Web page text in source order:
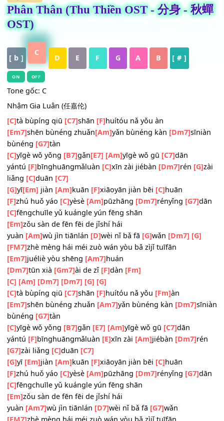
HỢP ÂM
Phân Thân (Thu Thiền OST - 分身 -
OST)
[ b ]
C
ON OFF
Tone gốc: C
Nhậm Gia Luân (任嘉伦)
[C]tà bùpíng qiū[C7]shān[F]huítóu nǎ yǒu àn
[Em7]shēn bùnéng zhuǎn[Am]yǎn bùnéng kàn[Dm7]
bùnéng[G7] tàn
[C]yīgè wǒ yǒng[B7] gǎn[E7] [Am] yīgè wǒ gū[C7]dān
yántú[F]bīnghuāngmǎluàn[C] xīn zài jiébàn
liǎng[C]duān[C7]
[G]yī [Em]jiàn[Am]kuān[F]xiāoyān jiàn bēi[C]huān
[F]zhú huǒ yáo[C]yèsè[Am]pūzhāng[Dm7]rényǐng
[C]fēngchuīle yǔ kuángle yún fēng shān
[Em]zǒu sàn de fēn fēi de jǐshí hái
yuàn[Am]wù jìn tiānlán[D]
[FM7]zhè mèng hái méi zuò wán yòu bǎ zìjǐ tuīfān
[Em7]juéliè yòu shēng [Am7]huán
[Dm7]tūn xià[Gm7]ài de zǐ[F]dàn[Fm]
[C] [Am] [Dm7] [Dm7] [G] [G]
[C]tà bùpíng qiū[C7]shān
[Em7]shēn bùnéng zhuǎn[Am7]yǎn bùnéng kàn
bùnéng[G7]tàn
[C]yīgè wǒ yǒng[B7]gǎn[E7] [Am]yīgè wǒ gū
yántú[F]bīnghuāngmǎluàn[E]
[G7] zài liǎng[C] duān[C7]